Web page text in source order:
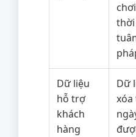
Dữ liệu
hỗ trợ
khách
hàng
Dữ
xóa